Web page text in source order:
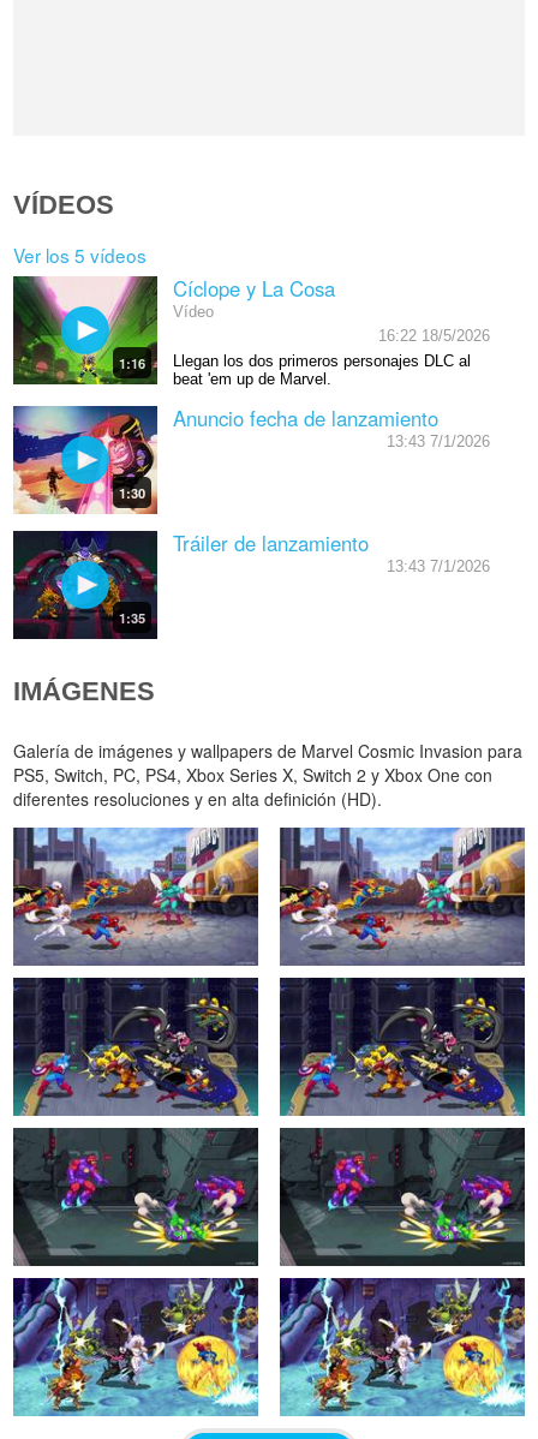
VÍDEOS
Ver los 5 vídeos
1:16
Cíclope y La Cosa
Vídeo
16:22 18/5/2026
Llegan los dos primeros personajes DLC al
beat 'em up de Marvel.
1:30
Anuncio fecha de lanzamiento
13:43 7/1/2026
1:35
Tráiler de lanzamiento
13:43 7/1/2026
IMÁGENES
Galería de imágenes y wallpapers de Marvel Cosmic Invasion para
PS5, Switch, PC, PS4, Xbox Series X, Switch 2 y Xbox One con
diferentes resoluciones y en alta definición (HD).